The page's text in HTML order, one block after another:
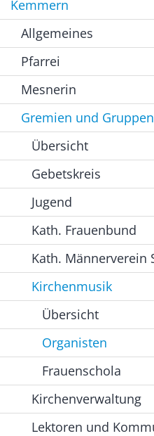
Kemmern
Allgemeines
Pfarrei
Mesnerin
Gremien und Gruppen
Übersicht
Gebetskreis
Jugend
Kath. Frauenbund
Kath. Männerverein
Kirchenmusik
Übersicht
Organisten
Frauenschola
Kirchenverwaltung
Lektoren und